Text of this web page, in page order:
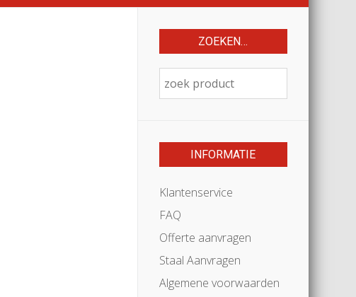
ZOEKEN…
INFORMATIE
Klantenservice
FAQ
Offerte aanvragen
Staal Aanvragen
Algemene voorwaarden